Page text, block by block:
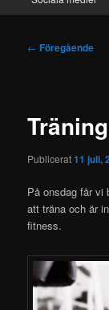
Inläggsnavigering
← Föregående
Publicerat11 juli,
På onsdag får vi
att träna och är
fitness.